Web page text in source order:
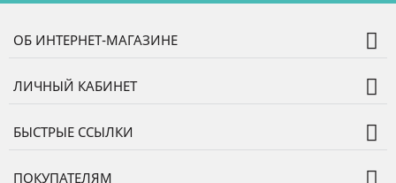
ОБ ИНТЕРНЕТ-МАГАЗИНЕ
ЛИЧНЫЙ КАБИНЕТ
БЫСТРЫЕ ССЫЛКИ
ПОКУПАТЕЛЯМ